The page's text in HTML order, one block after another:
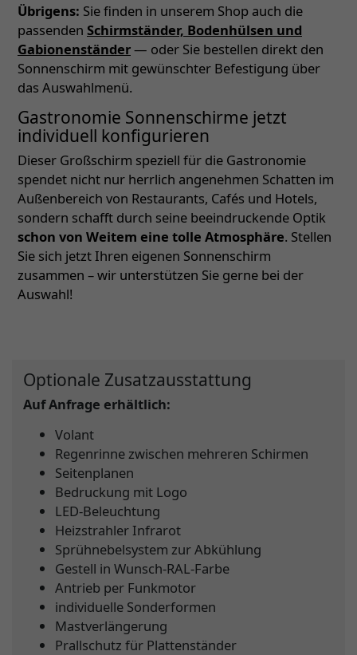
Übrigens: Sie finden in unserem Shop auch die
passenden Schirmständer, Bodenhülsen und
Gabionenständer— oder Sie bestellen direkt den
Sonnenschirm mit gewünschter Befestigung über
das Auswahlmenü.
Gastronomie Sonnenschirme jetzt
individuell konfigurieren
Dieser Großschirm speziell für die Gastronomie
spendet nicht nur herrlich angenehmen Schatten im
Außenbereich von Restaurants, Cafés und Hotels,
sondern schafft durch seine beeindruckende Optik
schon von Weitem eine tolle Atmosphäre. Stellen
Sie sich jetzt Ihren eigenen Sonnenschirm
zusammen – wir unterstützen Sie gerne bei der
Auswahl!
Optionale Zusatzausstattung
Auf Anfrage erhältlich:
Volant
Regenrinne zwischen mehreren Schirmen
Seitenplanen
Bedruckung mit Logo
LED-Beleuchtung
Heizstrahler Infrarot
Sprühnebelsystem zur Abkühlung
Gestell in Wunsch-RAL-Farbe
Antrieb per Funkmotor
individuelle Sonderformen
Mastverlängerung
Prallschutz für Plattenständer